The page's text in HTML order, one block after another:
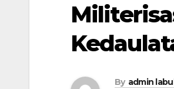
By admin